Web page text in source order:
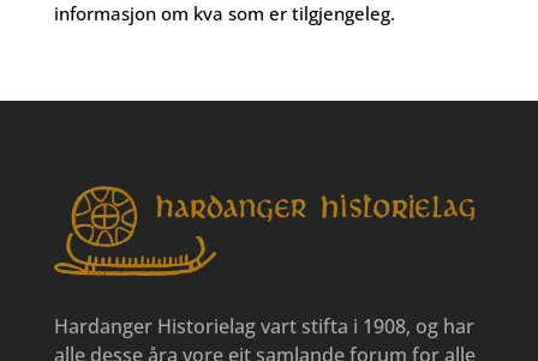
informasjon om kva som er tilgjengeleg.
Hardanger Historielag vart stifta i 1908, og har
alle desse åra vore eit samlande forum for alle